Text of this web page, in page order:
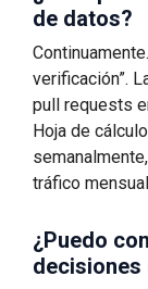
de datos?
verificación”.
pull requests
Hoja de
tráfico
¿Puedo
decisiones